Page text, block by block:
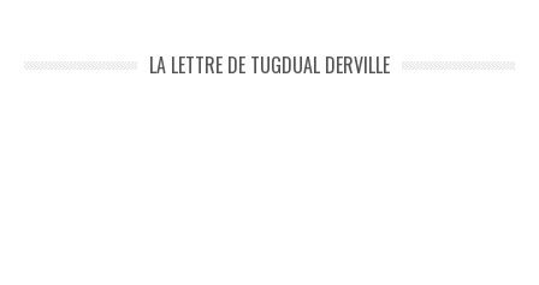
LA LETTRE DE TUGDUAL DERVILLE